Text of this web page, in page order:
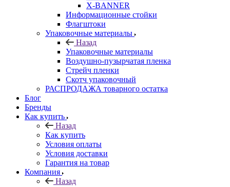
X-BANNER
Информационные стойки
Флагштоки
Упаковочные материалы
Назад
Упаковочные материалы
Воздушно-пузырчатая пленка
Стрейч пленки
Скотч упаковочный
РАСПРОДАЖА товарного остатка
Блог
Бренды
Как купить
Назад
Как купить
Условия оплаты
Условия доставки
Гарантия на товар
Компания
Назад